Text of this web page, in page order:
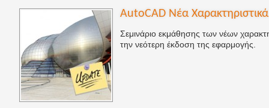
AutoCAD Νέα Χαρακτηριστικά
Σεμινάριο εκμάθησης των νέων
την νεότερη έκδοση της εφαρμογής.